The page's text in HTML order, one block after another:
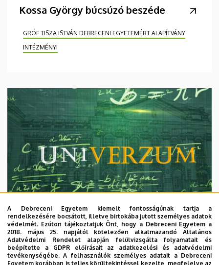
Kossa György búcsúzó beszéde
GRÓF TISZA ISTVÁN DEBRECENI EGYETEMÉRT ALAPÍTVÁNY
INTÉZMÉNYI
2026. augusztus 7.
Univerzum: A Debreceni Egyetem
A Debreceni Egyetem kiemelt fontosságúnak tartja a
rendelkezésére bocsátott, illetve birtokába jutott személyes adatok
védelmét. Ezúton tájékoztatjuk Önt, hogy a Debreceni Egyetem a
2018. május 25. napjától kötelezően alkalmazandó Általános
Adatvédelmi Rendelet alapján felülvizsgálta folyamatait és
beépítette a GDPR előírásait az adatkezelési és adatvédelmi
tevékenységébe. A felhasználók személyes adatait a Debreceni
Egyetem korábban is teljes körültekintéssel kezelte, megfelelve az